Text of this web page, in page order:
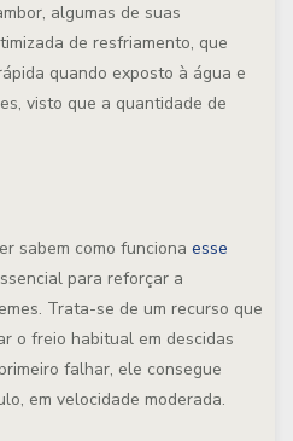
algumas de suas
de resfriamento, que
quando exposto à água e
visto que a quantidade de
sabem como funciona esse
para reforçar a
Trata-se de um recurso que
o freio habitual em descidas
falhar, ele consegue
em velocidade moderada.